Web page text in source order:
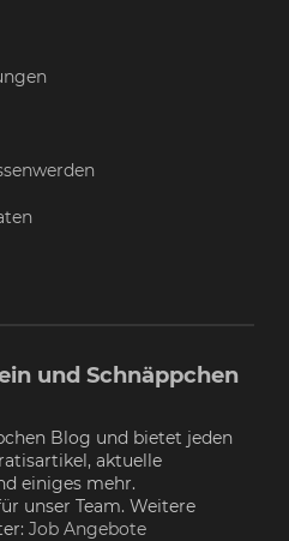
und Schnäppchen
Blog und bietet jeden
aktuelle
einiges mehr.
unser Team. Weitere
Job Angebote